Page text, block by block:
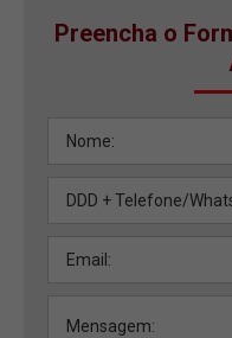
Preencha o